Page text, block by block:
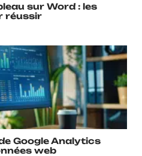
sur Word : les
réussir
Google Analytics
web